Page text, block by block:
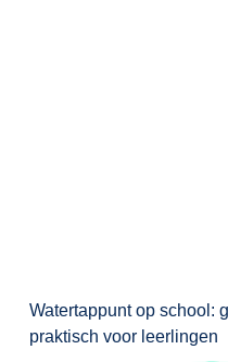
Watertappunt op school:
praktisch voor leerlingen